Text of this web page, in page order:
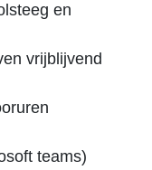
en
vrijblijvend
teams)